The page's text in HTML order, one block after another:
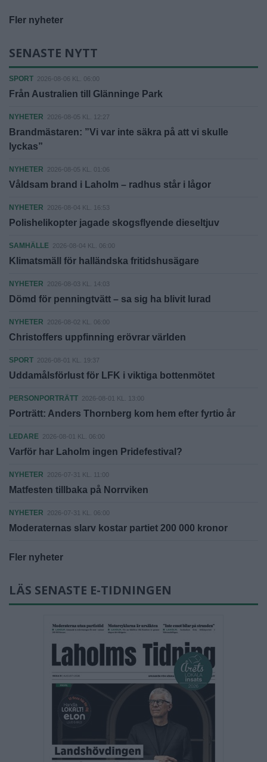
Fler nyheter
SENASTE NYTT
SPORT 2026-08-06 KL. 06:00
Från Australien till Glänninge Park
NYHETER 2026-08-05 KL. 12:27
Brandmästaren: ”Vi var inte säkra på att vi skulle
lyckas”
NYHETER 2026-08-05 KL. 01:06
Våldsam brand i Laholm – radhus står i lågor
NYHETER 2026-08-04 KL. 16:53
Polishelikopter jagade skogsflyende dieseltjuv
SAMHÄLLE 2026-08-04 KL. 06:00
Klimatsmäll för halländska fritidshusägare
NYHETER 2026-08-03 KL. 14:03
Dömd för penningtvätt – sa sig ha blivit lurad
NYHETER 2026-08-02 KL. 06:00
Christoffers uppfinning erövrar världen
SPORT 2026-08-01 KL. 19:37
Uddamålsförlust för LFK i viktiga bottenmötet
PERSONPORTRÄTT 2026-08-01 KL. 13:00
Porträtt: Anders Thornberg kom hem efter fyrtio år
LEDARE 2026-08-01 KL. 06:00
Varför har Laholm ingen Pridefestival?
NYHETER 2026-07-31 KL. 11:00
Matfesten tillbaka på Norrviken
NYHETER 2026-07-31 KL. 06:00
Moderaternas slarv kostar partiet 200 000 kronor
Fler nyheter
LÄS SENASTE E-TIDNINGEN